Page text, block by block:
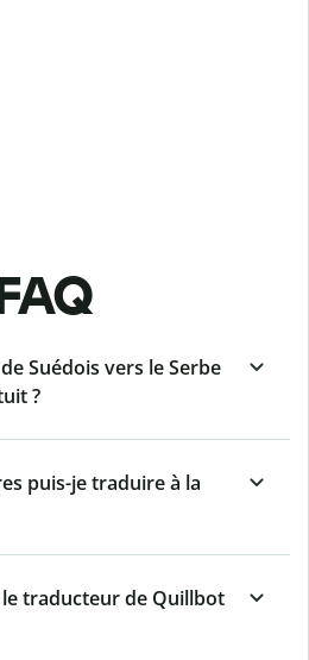
Suédois vers le Serbe
?
puis-je traduire à la
traducteur de Quillbot